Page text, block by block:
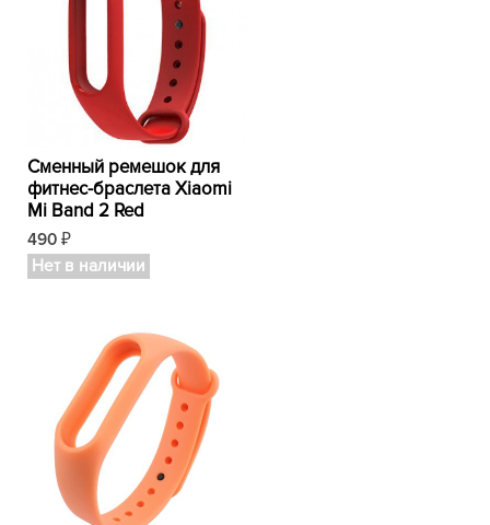
Сменный ремешок для
фитнес-браслета Xiaomi
Mi Band 2 Red
490 ₽
Нет в наличии